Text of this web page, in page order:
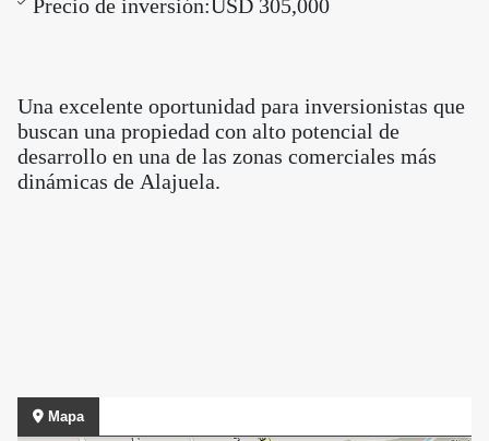
Precio de inversión:USD 305,000
Una excelente oportunidad para inversionistas que
buscan una propiedad con alto potencial de
desarrollo en una de las zonas comerciales más
dinámicas de Alajuela.
Mapa